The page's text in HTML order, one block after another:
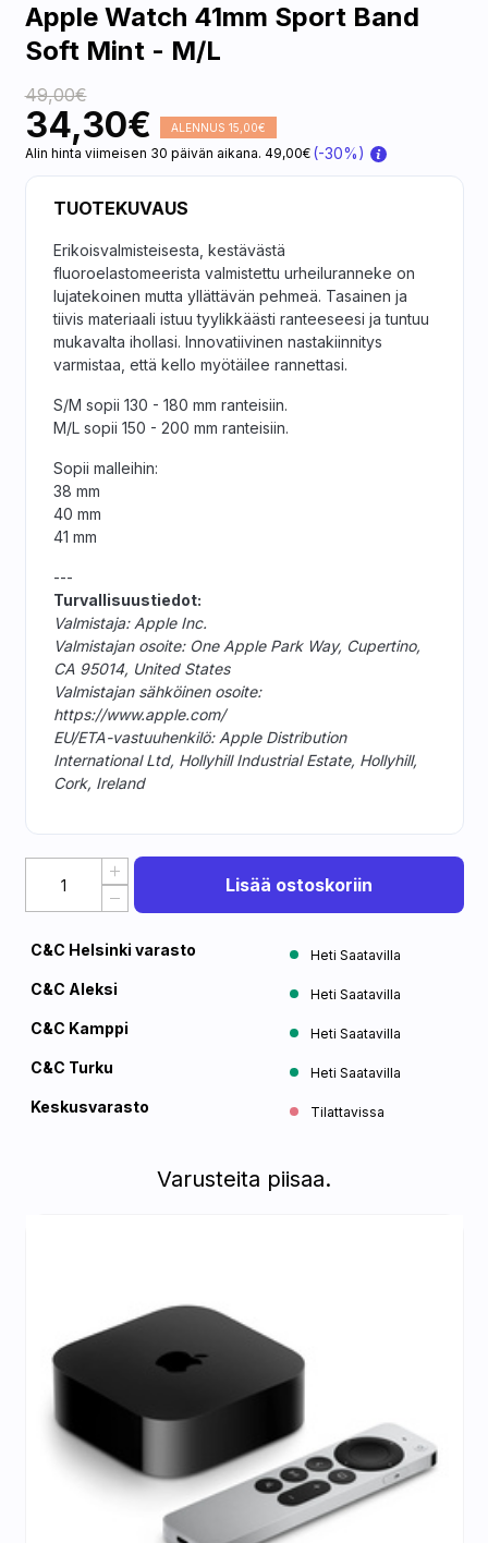
Apple Watch 41mm Sport Band
Soft Mint - M/L
49,00€
34,30€ ALENNUS 15,00€
Alin hinta viimeisen 30 päivän aikana. 49,00€ (-30%)
TUOTEKUVAUS
Erikoisvalmisteisesta, kestävästä
fluoroelastomeerista valmistettu urheiluranneke on
lujatekoinen mutta yllättävän pehmeä. Tasainen ja
tiivis materiaali istuu tyylikkäästi ranteeseesi ja tuntuu
mukavalta ihollasi. Innovatiivinen nastakiinnitys
varmistaa, että kello myötäilee rannettasi.
S/M sopii 130 - 180 mm ranteisiin.
M/L sopii 150 - 200 mm ranteisiin.
Sopii malleihin:
38 mm
40 mm
41 mm
---
Turvallisuustiedot:
Valmistaja: Apple Inc.
Valmistajan osoite: One Apple Park Way, Cupertino,
CA 95014, United States
Valmistajan sähköinen osoite:
https://www.apple.com/
EU/ETA-vastuuhenkilö: Apple Distribution
International Ltd, Hollyhill Industrial Estate, Hollyhill,
Cork, Ireland
Lisää ostoskoriin
C&C Helsinki varasto Heti Saatavilla
C&C Aleksi Heti Saatavilla
C&C Kamppi Heti Saatavilla
C&C Turku Heti Saatavilla
Keskusvarasto Tilattavissa
Varusteita piisaa.